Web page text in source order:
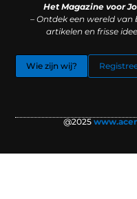
Het Magazine voor
– Ontdek een wereld
artikelen en frisse
Wie zijn wij?
@2025